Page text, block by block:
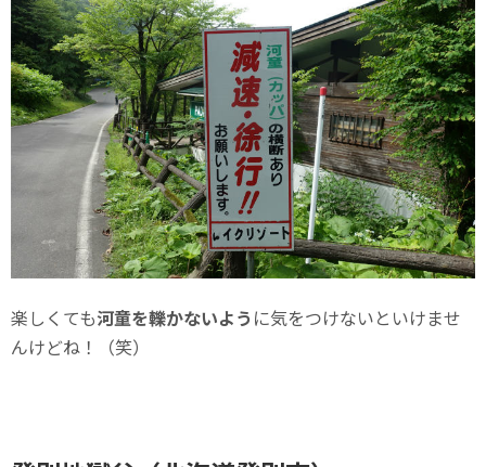
楽しくても河童を轢かないよう に気をつけないといけませ
んけどね！（笑）